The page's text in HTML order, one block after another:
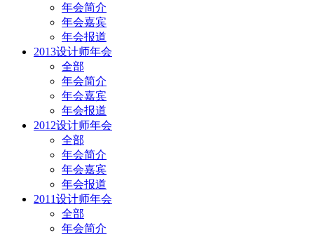
年会简介
年会嘉宾
年会报道
2013设计师年会
全部
年会简介
年会嘉宾
年会报道
2012设计师年会
全部
年会简介
年会嘉宾
年会报道
2011设计师年会
全部
年会简介